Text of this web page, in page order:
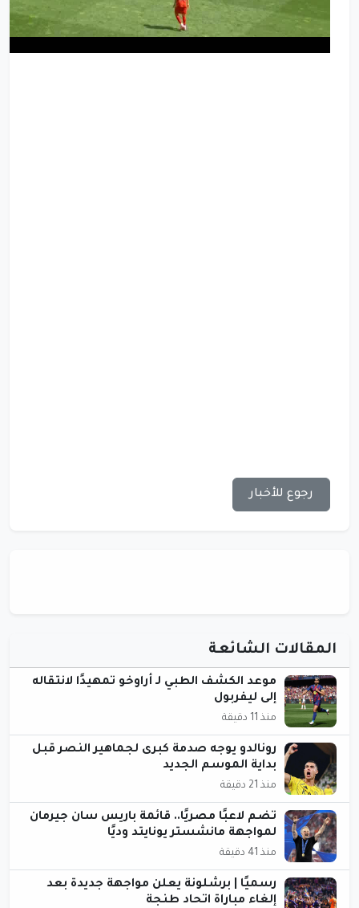
رجوع للأخبار
المقالات الشائعة
موعد الكشف الطبي لـ أراوخو تمهيدًا لانتقاله
إلى ليفربول
منذ 11 دقيقة
رونالدو يوجه صدمة كبرى لجماهير النصر قبل
بداية الموسم الجديد
منذ 21 دقيقة
تضم لاعبًا مصريًا.. قائمة باريس سان جيرمان
لمواجهة مانشستر يونايتد وديًا
منذ 41 دقيقة
رسميًا | برشلونة يعلن مواجهة جديدة بعد
إلغاء مباراة اتحاد طنجة